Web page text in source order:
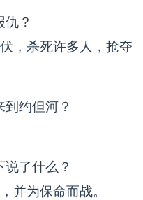
？
，杀死许多人，抢夺
约但河？
了什么？
并为保命而战。